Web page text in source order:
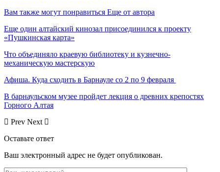
Вам также могут понравиться Еще от автора
Еще один алтайский кинозал присоединился к проекту
«Пушкинская карта»
Что объединяло краевую библиотеку и кузнечно-
механическую мастерскую
Афиша. Куда сходить в Барнауле со 2 по 9 февраля
В барнаульском музее пройдет лекция о древних крепостях
Горного Алтая
Prev Next
Оставьте ответ
Ваш электронный адрес не будет опубликован.